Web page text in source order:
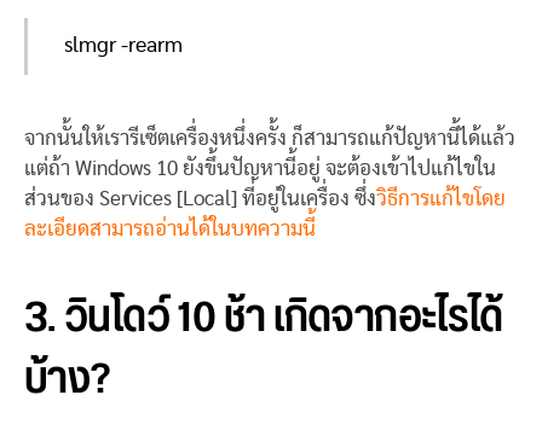
slmgr -rearm
จากนั้นให้เรารีเซ็ตเครื่องหนึ่งครั้ง ก็สามารถแก้ปัญหานี้ได้แล้ว
แต่ถ้า Windows 10 ยังขึ้นปัญหานี้อยู่ จะต้องเข้าไปแก้ไขใน
ส่วนของ Services [Local] ที่อยู่ในเครื่อง ซึ่งวิธีการแก้ไขโดย
ละเอียดสามารถอ่านได้ในบทความนี้
3. วินโดว์ 10 ช้า เกิดจากอะไรได้
บ้าง?